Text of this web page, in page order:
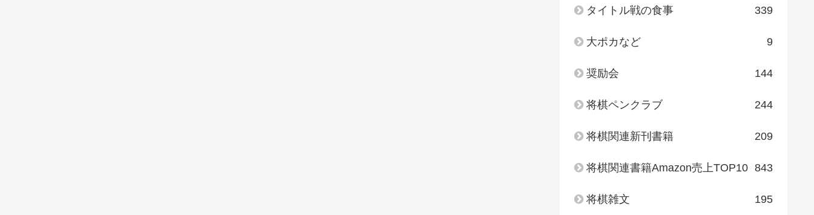
タイトル戦の食事 339
大ポカなど 9
奨励会 144
将棋ペンクラブ 244
将棋関連新刊書籍 209
将棋関連書籍Amazon売上TOP10 843
将棋雑文 195